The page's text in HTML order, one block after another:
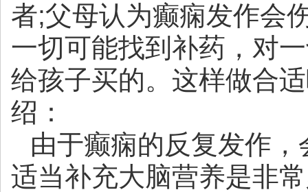
者;父母认为癫痫发作会
一切可能找到补药，对
给孩子买的。这样做合
绍：
由于癫痫的反复发作
适当补充大脑营养是非